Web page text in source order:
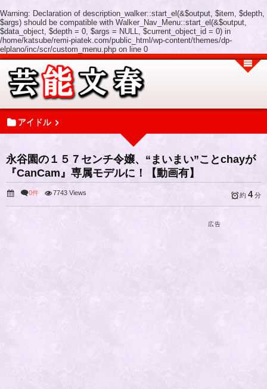
Warning: Declaration of description_walker::start_el(&$output, $item, $depth,
$args) should be compatible with Walker_Nav_Menu::start_el(&$output,
$data_object, $depth = 0, $args = NULL, $current_object_id = 0) in
/home/katsube/remi-piatek.com/public_html/wp-content/themes/dp-
elplano/inc/scr/custom_menu.php on line 0
アイドル
永谷園の１５７センチ令嬢、“まいまい”ことchayが
『CanCam』専属モデルに！【動画有】
0件 7743 Views 約 4分
広告